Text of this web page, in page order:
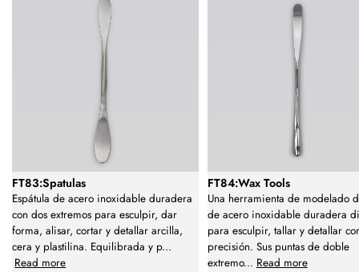
FT83:Spatulas
Espátula de acero inoxidable duradera
con dos extremos para esculpir, dar
forma, alisar, cortar y detallar arcilla,
cera y plastilina. Equilibrada y p...
Read more
FT84:Wax Tools
Una herramienta de modelado
de acero inoxidable duradera
para esculpir, tallar y detallar
precisión. Sus puntas de doble
extremo... Read more